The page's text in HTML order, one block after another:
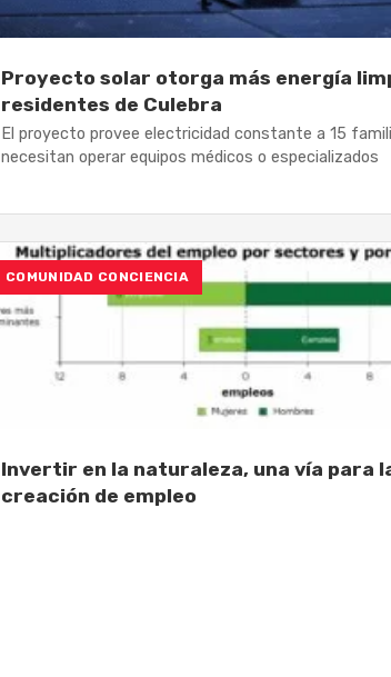
Proyecto solar otorga más energía
residentes de Culebra
El proyecto provee electricidad constante a 15
necesitan operar equipos médicos o especializados
COMUNIDAD CONCIENCIA
Invertir en la naturaleza, una vía para
creación de empleo